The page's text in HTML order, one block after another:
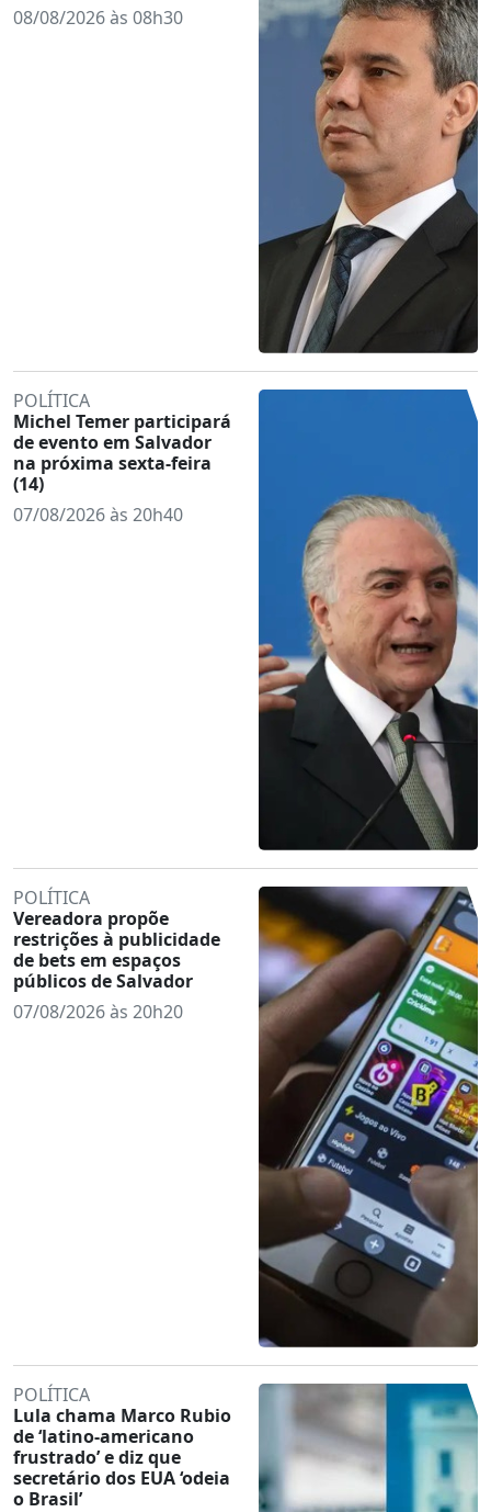
08/08/2026 às 08h30
POLÍTICA
Michel Temer participará
de evento em Salvador
na próxima sexta-feira
(14)
07/08/2026 às 20h40
POLÍTICA
Vereadora propõe
restrições à publicidade
de bets em espaços
públicos de Salvador
07/08/2026 às 20h20
POLÍTICA
Lula chama Marco Rubio
de ‘latino-americano
frustrado’ e diz que
secretário dos EUA ‘odeia
o Brasil’